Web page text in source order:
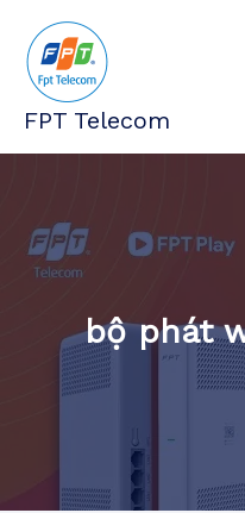
FPT Telecom
bộ phát